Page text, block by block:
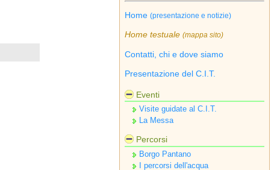
Home (presentazione e notizie)
Home testuale (mappa sito)
Contatti, chi e dove siamo
Presentazione del C.I.T.
Eventi
Visite guidate al C.I.T.
La Messa
Percorsi
Borgo Pantano
I percorsi dell'acqua